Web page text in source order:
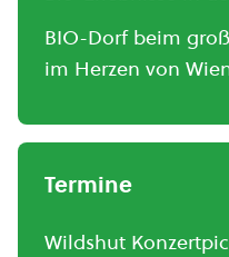
BIO-Dorf beim
im Herzen von
Termine
Wildshut